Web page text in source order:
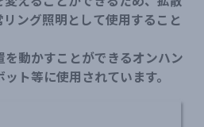
ング照明として使用すること
動かすことができるオンハン
ト等に使用されています。